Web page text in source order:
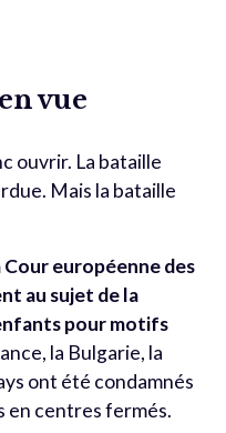
vue
ouvrir. La bataille
Mais la bataille
Cour européenne des
au sujet de la
pour motifs
la Bulgarie, la
ont été condamnés
en centres fermés.